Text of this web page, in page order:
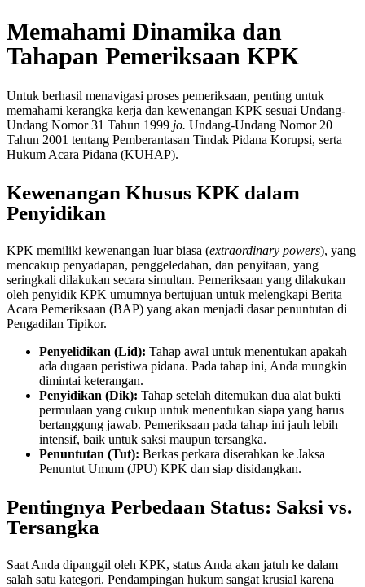
Memahami Dinamika dan
Tahapan Pemeriksaan KPK
Untuk berhasil menavigasi proses pemeriksaan, penting untuk
memahami kerangka kerja dan kewenangan KPK sesuai Undang-
Undang Nomor 31 Tahun 1999 jo. Undang-Undang Nomor 20
Tahun 2001 tentang Pemberantasan Tindak Pidana Korupsi, serta
Hukum Acara Pidana (KUHAP).
Kewenangan Khusus KPK dalam
Penyidikan
KPK memiliki kewenangan luar biasa (extraordinary powers), yang
mencakup penyadapan, penggeledahan, dan penyitaan, yang
seringkali dilakukan secara simultan. Pemeriksaan yang dilakukan
oleh penyidik KPK umumnya bertujuan untuk melengkapi Berita
Acara Pemeriksaan (BAP) yang akan menjadi dasar penuntutan di
Pengadilan Tipikor.
Penyelidikan (Lid): Tahap awal untuk menentukan apakah
ada dugaan peristiwa pidana. Pada tahap ini, Anda mungkin
dimintai keterangan.
Penyidikan (Dik): Tahap setelah ditemukan dua alat bukti
permulaan yang cukup untuk menentukan siapa yang harus
bertanggung jawab. Pemeriksaan pada tahap ini jauh lebih
intensif, baik untuk saksi maupun tersangka.
Penuntutan (Tut): Berkas perkara diserahkan ke Jaksa
Penuntut Umum (JPU) KPK dan siap disidangkan.
Pentingnya Perbedaan Status: Saksi vs.
Tersangka
Saat Anda dipanggil oleh KPK, status Anda akan jatuh ke dalam
salah satu kategori. Pendampingan hukum sangat krusial karena